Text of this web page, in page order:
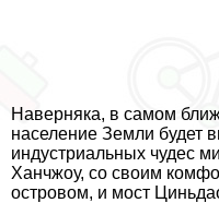
Наверняка, в самом
население Земли будет
индустриальных чудес
Ханчжоу, со своим
островом, и мост